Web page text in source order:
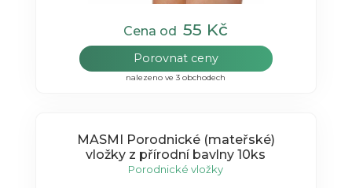
Cena od55 Kč
Porovnat ceny
nalezeno ve 3 obchodech
MASMI Porodnické (mateřské)
vložky z přírodní bavlny 10ks
Porodnické vložky